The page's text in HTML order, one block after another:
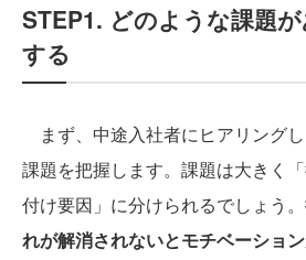
STEP1. どのような課題
する
まず、中途入社者にヒアリング
課題を把握します。課題は大きく
付け要因」に分けられるでしょう。
れが解消されないとモチベーション